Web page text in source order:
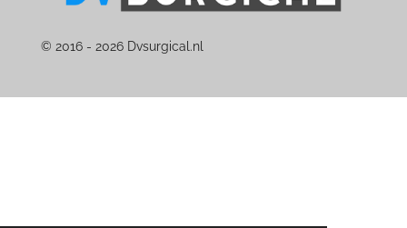
© 2016 - 2026 Dvsurgical.nl